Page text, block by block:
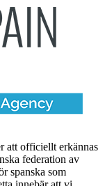
att officiellt erkännas
federation av
spanska som